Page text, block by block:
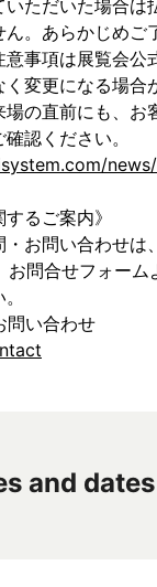
ただいた場合は
。あらかじめご
意事項は展覧会公
変更になる場合
の直前にも、お
認ください。
るご案内》
お問い合わせは
お問合せフォーム
い合わせ
and